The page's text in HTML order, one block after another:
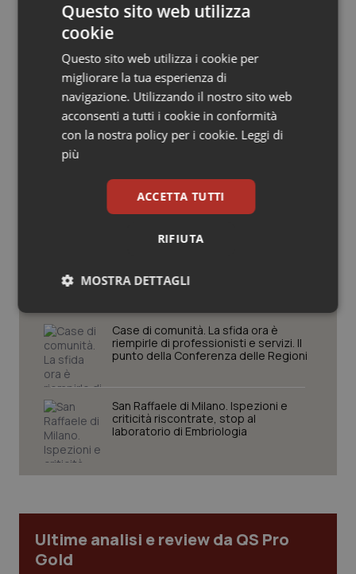
Salute orale & impianti
Sangue & coagulazione
Tiroide
Tumore al seno
Tumore ovarico
Ulcera & Reflusso
Vaccini
Potrebbe interessarti in
Lazio
Settimana della Scienza dello
Spallanzani: capire la ricerca per
comprendere il presente
fotografano la qualità reale del Ssn”
Case di comunità. La sfida ora è
riempirle di professionisti e servizi. Il
punto della Conferenza delle Regioni
San Raffaele di Milano. Ispezioni e
criticità riscontrate, stop al
laboratorio di Embriologia
Ultime analisi e review da QS Pro
Gold
Questo sito web utilizza
cookie
Questo sito web utilizza i cookie per
migliorare la tua esperienza di
navigazione. Utilizzando il nostro sito web
acconsenti a tutti i cookie in conformità
con la nostra policy per i cookie. Leggi di
più
ACCETTA TUTTI
RIFIUTA
MOSTRA DETTAGLI
Necessari Statistici Marketing
Necessari Statistici Marketing
I cookie necessari contribuiscono a rendere fruibile il